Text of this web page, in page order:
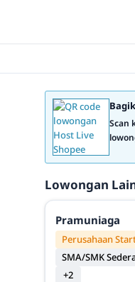
Scan
Lowongan
Pramuniaga
Perusahaan
SMA/SMK
+2